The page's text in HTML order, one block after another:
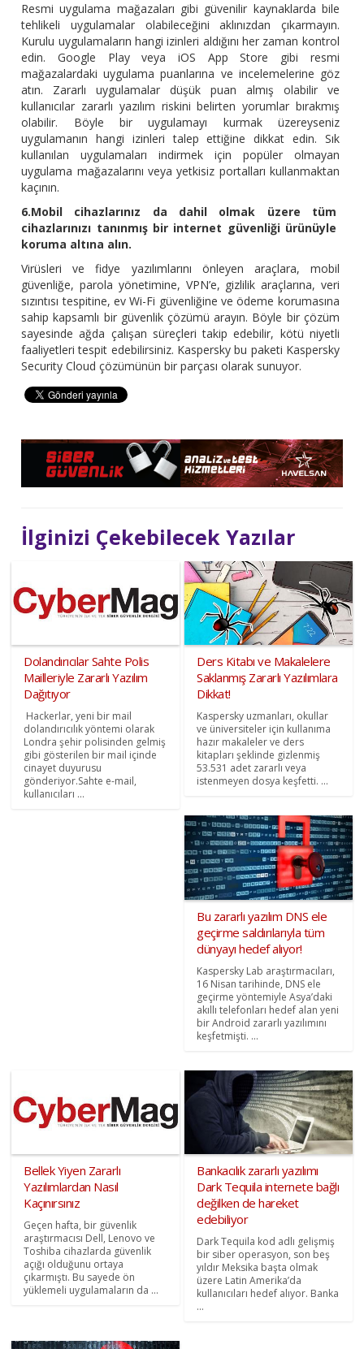
Resmi uygulama mağazaları gibi güvenilir kaynaklarda bile
tehlikeli uygulamalar olabileceğini aklınızdan çıkarmayın.
Kurulu uygulamaların hangi izinleri aldığını her zaman kontrol
edin. Google Play veya iOS App Store gibi resmi
mağazalardaki uygulama puanlarına ve incelemelerine göz
atın. Zararlı uygulamalar düşük puan almış olabilir ve
kullanıcılar zararlı yazılım riskini belirten yorumlar bırakmış
olabilir. Böyle bir uygulamayı kurmak üzereyseniz
uygulamanın hangi izinleri talep ettiğine dikkat edin. Sık
kullanılan uygulamaları indirmek için popüler olmayan
uygulama mağazalarını veya yetkisiz portalları kullanmaktan
kaçının.
6.Mobil cihazlarınız da dahil olmak üzere tüm
cihazlarınızı tanınmış bir internet güvenliği ürünüyle
koruma altına alın.
Virüsleri ve fidye yazılımlarını önleyen araçlara, mobil
güvenliğe, parola yönetimine, VPN’e, gizlilik araçlarına, veri
sızıntısı tespitine, ev Wi-Fi güvenliğine ve ödeme korumasına
sahip kapsamlı bir güvenlik çözümü arayın. Böyle bir çözüm
sayesinde ağda çalışan süreçleri takip edebilir, kötü niyetli
faaliyetleri tespit edebilirsiniz. Kaspersky bu paketi Kaspersky
Security Cloud çözümünün bir parçası olarak sunuyor.
İlginizi Çekebilecek Yazılar
Dolandırıcılar Sahte Polis
Mailleriyle Zararlı Yazılım
Dağıtıyor
Hackerlar, yeni bir mail
dolandırıcılık yöntemi olarak
Londra şehir polisinden gelmiş
gibi gösterilen bir mail içinde
cinayet duyurusu
gönderiyor.Sahte e-mail,
kullanıcıları ...
Ders Kitabı ve Makalelere
Saklanmış Zararlı Yazılımlara
Dikkat!
Kaspersky uzmanları, okullar
ve üniversiteler için kullanıma
hazır makaleler ve ders
kitapları şeklinde gizlenmiş
53.531 adet zararlı veya
istenmeyen dosya keşfetti. ...
Bu zararlı yazılım DNS ele
geçirme saldırılarıyla tüm
dünyayı hedef alıyor!
Kaspersky Lab araştırmacıları,
16 Nisan tarihinde, DNS ele
geçirme yöntemiyle Asya’daki
akıllı telefonları hedef alan yeni
bir Android zararlı yazılımını
keşfetmişti. ...
Bellek Yiyen Zararlı
Yazılımlardan Nasıl
Kaçınırsınız
Geçen hafta, bir güvenlik
araştırmacısı Dell, Lenovo ve
Toshiba cihazlarda güvenlik
açığı olduğunu ortaya
çıkarmıştı. Bu sayede ön
yüklemeli uygulamaların da ...
Bankacılık zararlı yazılımı
Dark Tequila internete bağlı
değilken de hareket
edebiliyor
Dark Tequila kod adlı gelişmiş
bir siber operasyon, son beş
yıldır Meksika başta olmak
üzere Latin Amerika’da
kullanıcıları hedef alıyor. Banka
...